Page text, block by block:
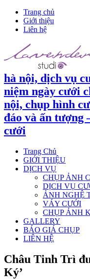
Trang chủ
Giới thiệu
Liên hệ
hà nội, dịch vụ
niệm ngày cưới
nội, chụp hình
đáo và ấn tượng
cưới
Trang Chủ
GIỚI THIỆU
DỊCH VỤ
CHỤP ẢNH
DỊCH VỤ
ẢNH NGHỆ
VÁY CƯỚI
CHỤP ẢNH
GALLERY
BÁO GIÁ CHỤP
LIÊN HỆ
Châu Tinh Trì
Ký’